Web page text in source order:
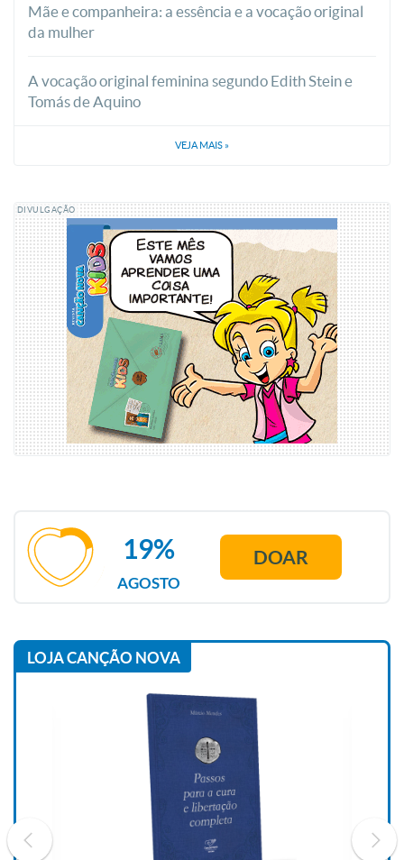
Mãe e companheira: a essência e a vocação original
da mulher
A vocação original feminina segundo Edith Stein e
Tomás de Aquino
VEJA MAIS »
DIVULGAÇÃO
AGOSTO
19% DOAR
LOJA CANÇÃO NOVA